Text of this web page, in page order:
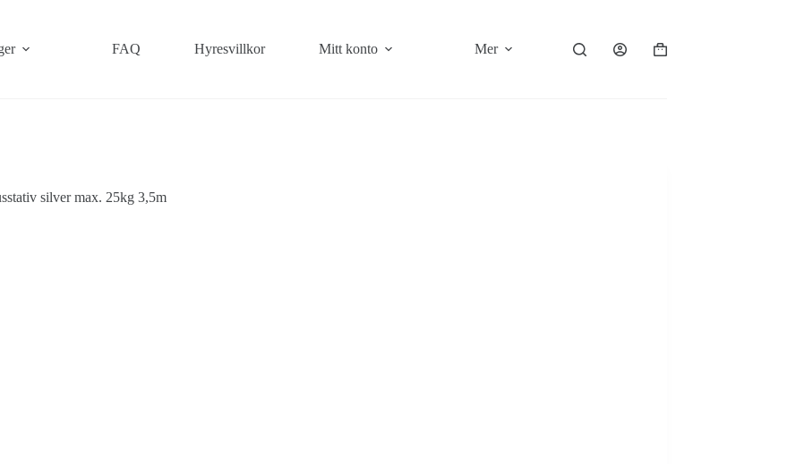
FAQ Hyresvillkor Mitt konto Mer Varukorg
silver max. 25kg 3,5m